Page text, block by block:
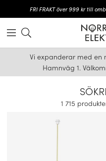
FRI FRAKT över 999 kr till
Vi expanderar med en
Hamnväg 1.
1 715